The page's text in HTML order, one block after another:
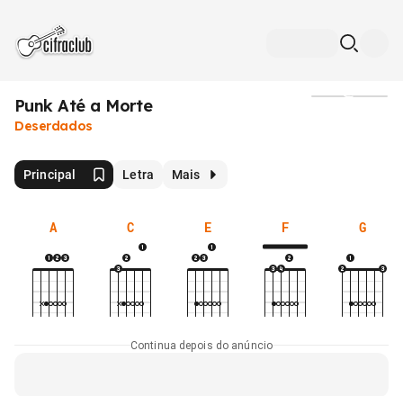
Punk Até a Morte
Deserdados
Principal Letra Mais
A C E F G
Continua depois do anúncio